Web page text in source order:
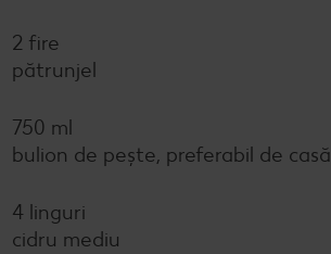
2 fire
pătrunjel
750 ml
bulion de pește, preferabil de casă
4 linguri
cidru mediu